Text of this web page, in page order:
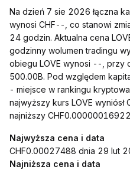
Na dzień 7 sie 2026 łączna
wynosi CHF--, co stanowi
24 godzin. Aktualna cena
godzinny wolumen tradingu
obiegu LOVE wynosi --, przy
500.00B. Pod względem
- miejsce w rankingu
najwyższy kurs LOVE
najniższy
Najwyższa cena i data
CHF0.00027488 dnia 29 lut
Najniższa cena i data